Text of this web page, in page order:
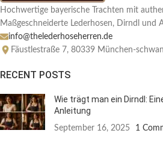
Hochwertige bayerische Trachten mit
Maßgeschneiderte Lederhosen, Dirndl und
info@thelederhoseherren.de
Fäustlestraße 7, 80339 München-
RECENT POSTS
Wie trägt man ein Dirndl:
Anleitung
September 16, 2025 1